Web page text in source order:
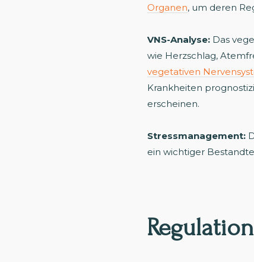
Organen, um deren
VNS-Analyse: Das
wie Herzschlag,
vegetativen
Krankheiten
erscheinen.
Stressmanagement:
ein wichtiger